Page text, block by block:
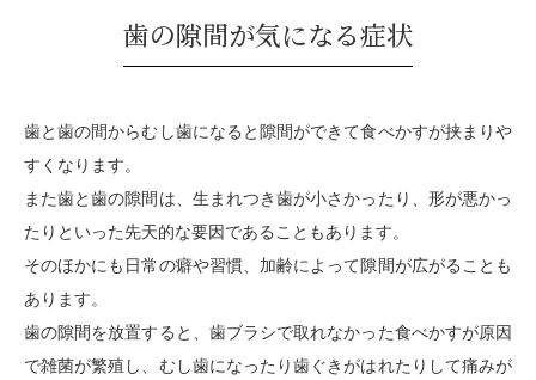
歯の隙間が気になる症状
歯と歯の間からむし歯になると隙間ができて食べかすが挟まりや
すくなります。
また歯と歯の隙間は、生まれつき歯が小さかったり、形が悪かっ
たりといった先天的な要因であることもあります。
そのほかにも日常の癖や習慣、加齢によって隙間が広がることも
あります。
歯の隙間を放置すると、歯ブラシで取れなかった食べかすが原因
で雑菌が繁殖し、むし歯になったり歯ぐきがはれたりして痛みが